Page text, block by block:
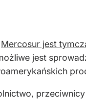
Mercosur jest
jest